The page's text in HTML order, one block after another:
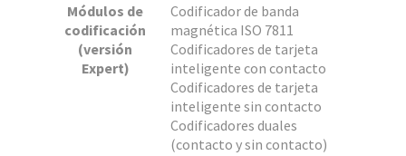
Módulos de
codificación
(versión
Expert)
Codificador de banda
magnética ISO 7811
Codificadores de tarjeta
inteligente con contacto
Codificadores de tarjeta
inteligente sin contacto
Codificadores duales
(contacto y sin contacto)